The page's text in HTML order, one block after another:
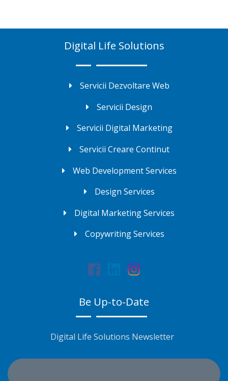
Digital Life Solutions
Servicii Dezvoltare Web
Servicii Design
Servicii Digital Marketing
Servicii Creare Continut
Web Development Services
Design Services
Digital Marketing Services
Copywriting Services
Be Up-to-Date
Digital Life Solutions Newsletter